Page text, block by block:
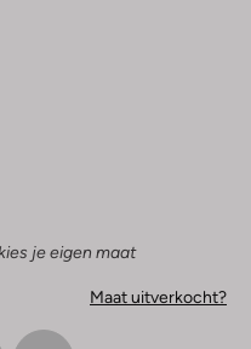
je eigen maat
Maat uitverkocht?